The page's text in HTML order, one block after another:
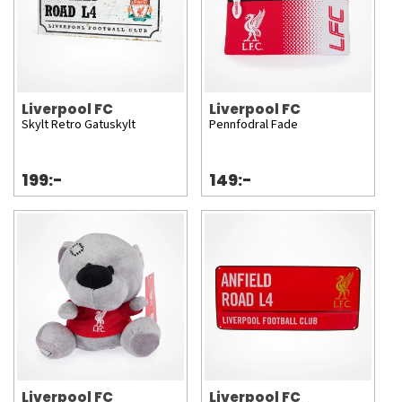
Liverpool FC
Skylt Retro Gatuskylt
199:-
Liverpool FC
Pennfodral Fade
149:-
Liverpool FC
Liverpool FC